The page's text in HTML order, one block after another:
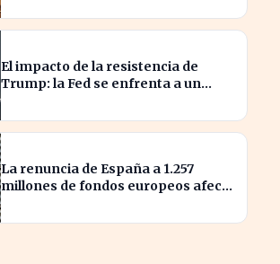
El impacto de la resistencia de
Trump: la Fed se enfrenta a un
La renuncia de España a 1.257
millones de fondos europeos afecta